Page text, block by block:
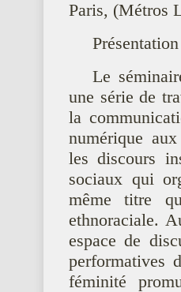
Paris, (Métros
Le
une série de
la
numérique
les discours
sociaux qui
même titre
ethnoraciale.
espace de
performatives
féminité